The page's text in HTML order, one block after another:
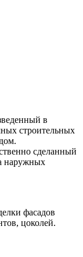
в
строительных
сделанный
наружных
фасадов
цоколей.